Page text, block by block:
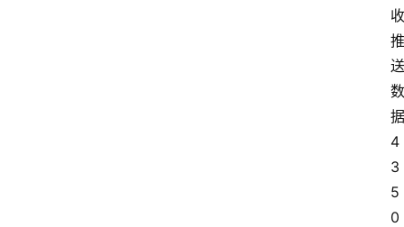
收
推
送
数
据
4
3
5
0